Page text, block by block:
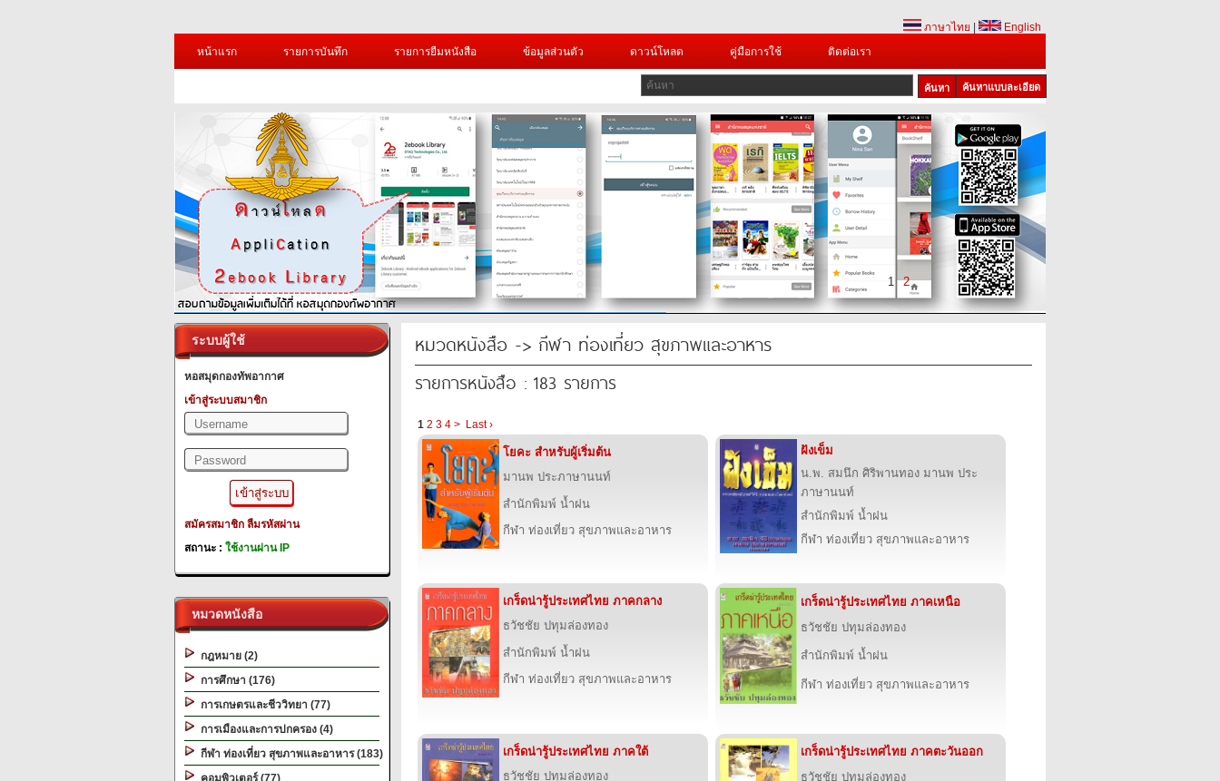
ภาษาไทย
English
หน้าแรก
รายการบันทึก รายการยืมหนังสือ ข้อมูลส่วนตัว ดาวน์โหลด คู่มือการใช้ ติดต่อเรา
ค้นหาแบบละเอียด
1 2
ระบบผู้ใช้
หอสมุดกองทัพอากาศ
เข้าสู่ระบบสมาชิก
สมัครสมาชิก ลืมรหัสผ่าน
สถานะ : ใช้งานผ่าน IP
หมวดหนังสือ
กฎหมาย (2)
การศึกษา (176)
การเกษตรและชีววิทยา (77)
การเมืองและการปกครอง (4)
กีฬา ท่องเที่ยว สุขภาพและอาหาร (183)
คอมพิวเตอร์ (77)
หมวดหนังสือ -> กีฬา ท่องเที่ยว สุขภาพและอาหาร
รายการหนังสือ : 183 รายการ
1 2 3 4 > Last ›
โยคะ สำหรับผู้เริ่มต้น
มานพ ประภาษานนท์
สำนักพิมพ์ น้ำฝน
กีฬา ท่องเที่ยว สุขภาพและอาหาร
ฝังเข็ม
น.พ. สมนึก ศิริพานทอง มานพ ประ
ภาษานนท์
สำนักพิมพ์ น้ำฝน
กีฬา ท่องเที่ยว สุขภาพและอาหาร
เกร็ดน่ารู้ประเทศไทย ภาคกลาง
ธวัชชัย ปทุมล่องทอง
สำนักพิมพ์ น้ำฝน
กีฬา ท่องเที่ยว สุขภาพและอาหาร
เกร็ดน่ารู้ประเทศไทย ภาคเหนือ
ธวัชชัย ปทุมล่องทอง
สำนักพิมพ์ น้ำฝน
กีฬา ท่องเที่ยว สุขภาพและอาหาร
เกร็ดน่ารู้ประเทศไทย ภาคใต้
ธวัชชัย ปทุมล่องทอง
เกร็ดน่ารู้ประเทศไทย ภาคตะวันออก
ธวัชชัย ปทุมล่องทอง